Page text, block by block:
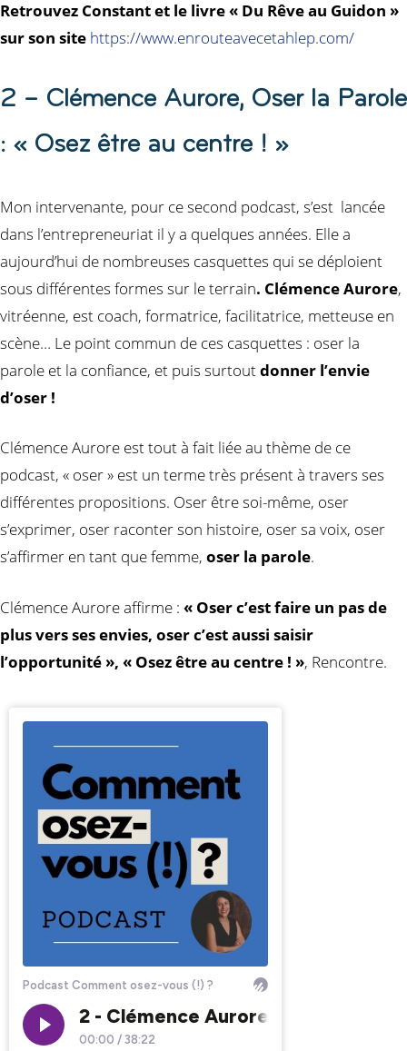
Retrouvez Constant et le livre « Du Rêve au Guidon »
sur son site https://www.enrouteavecetahlep.com/
2 – Clémence Aurore, Oser la Parole
: « Osez être au centre ! »
Mon intervenante, pour ce second podcast, s’est lancée
dans l’entrepreneuriat il y a quelques années. Elle a
aujourd’hui de nombreuses casquettes qui se déploient
sous différentes formes sur le terrain. Clémence Aurore,
vitréenne, est coach, formatrice, facilitatrice, metteuse en
scène… Le point commun de ces casquettes : oser la
parole et la confiance, et puis surtout donner l’envie
d’oser !
Clémence Aurore est tout à fait liée au thème de ce
podcast, « oser » est un terme très présent à travers ses
différentes propositions. Oser être soi-même, oser
s’exprimer, oser raconter son histoire, oser sa voix, oser
s’affirmer en tant que femme, oser la parole.
Clémence Aurore affirme : « Oser c’est faire un pas de
plus vers ses envies, oser c’est aussi saisir
l’opportunité », « Osez être au centre ! », Rencontre.